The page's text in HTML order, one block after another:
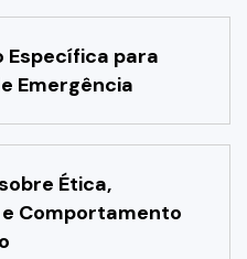
Específica para
Emergência
Ética,
Comportamento